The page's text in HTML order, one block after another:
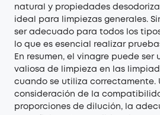
natural y propiedades
ideal para limpiezas generales.
ser adecuado para todos los
lo que es esencial realizar
En resumen, el vinagre puede ser
valiosa de limpieza en las
cuando se utiliza correctamente.
consideración de la
proporciones de dilución, la